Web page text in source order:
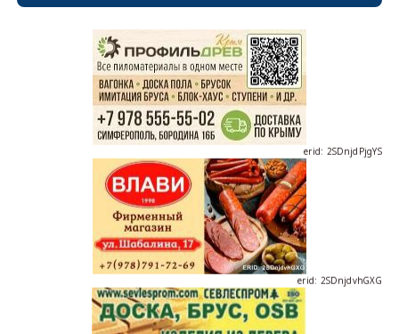
erid: 2SDnjdPjgYS
erid: 2SDnjdvhGXG